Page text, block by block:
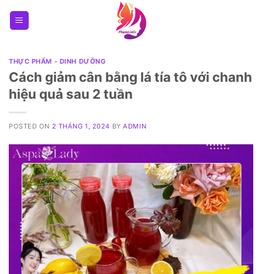
THỰC PHẨM - DINH DƯỠNG
Cách giảm cân bằng lá tía tô với chanh
hiệu quả sau 2 tuần
POSTED ON 2 THÁNG 1, 2024 BYADMIN